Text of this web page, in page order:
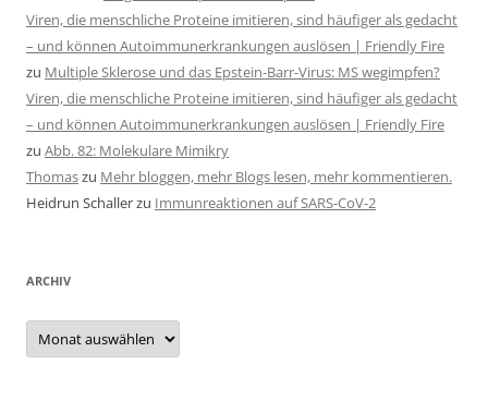
Viren, die menschliche Proteine imitieren, sind häufiger als gedacht
– und können Autoimmunerkrankungen auslösen | Friendly Fire
zu Multiple Sklerose und das Epstein-Barr-Virus: MS wegimpfen?
Viren, die menschliche Proteine imitieren, sind häufiger als gedacht
– und können Autoimmunerkrankungen auslösen | Friendly Fire
zu Abb. 82: Molekulare Mimikry
Thomaszu Mehr bloggen, mehr Blogs lesen, mehr kommentieren.
Heidrun Schallerzu Immunreaktionen auf SARS-CoV-2
ARCHIV
Archiv